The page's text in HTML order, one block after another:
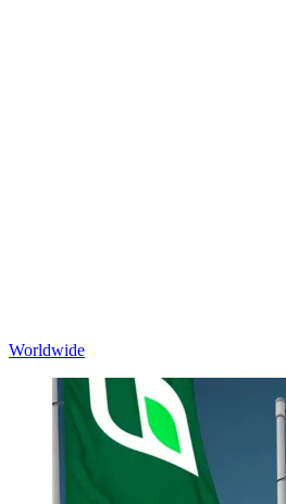
Worldwide